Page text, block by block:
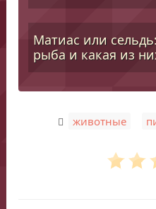
Матиас или
рыба и какая из
животные